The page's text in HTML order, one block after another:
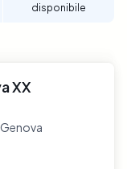
a Varazze.
disponibile
XX
Genova